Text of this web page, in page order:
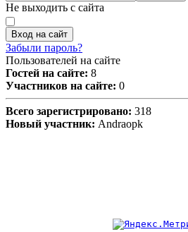
Не выходить с сайта
Вход на сайт
Забыли пароль?
Пользователей на сайте
Гостей на сайте: 8
Участников на сайте: 0
Всего зарегистрировано: 318
Новый участник: Andraopk